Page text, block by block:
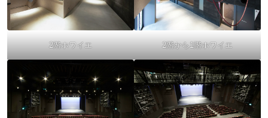
2階ホワイエ 2階から1階ホワイエ